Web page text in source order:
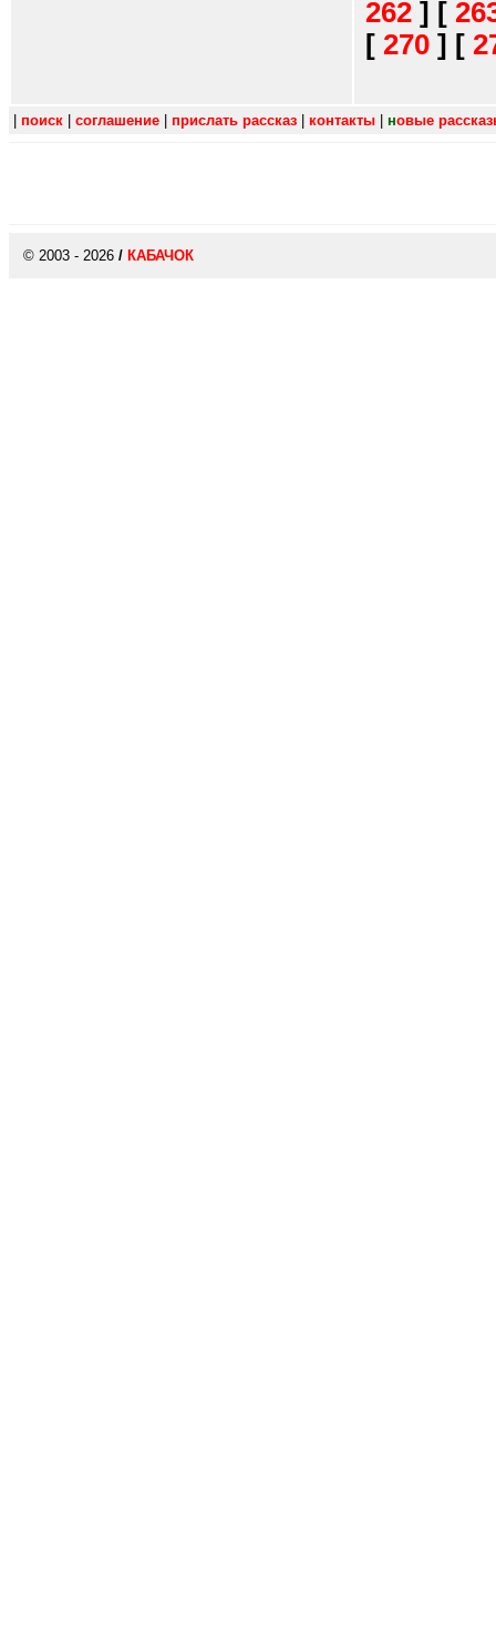
262 ] [
[ 270 ] [
поиск соглашение прислать рассказ контакты новые
© 2003 - 2026 / КАБАЧОК